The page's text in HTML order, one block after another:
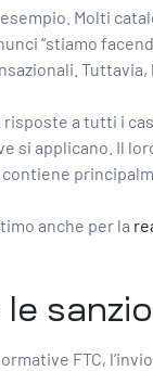
esempio. Molti
“stiamo
Tuttavia,
risposte a tutti i
si applicano. Il
contiene
anche per la
le
FTC,